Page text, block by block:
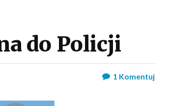
do Policji
1 Komentuj